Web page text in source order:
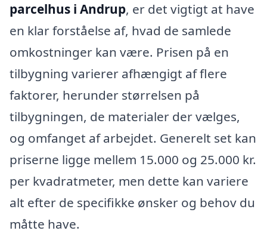
parcelhus i Andrup, er det vigtigt at have
en klar forståelse af, hvad de samlede
omkostninger kan være. Prisen på en
tilbygning varierer afhængigt af flere
faktorer, herunder størrelsen på
tilbygningen, de materialer der vælges,
og omfanget af arbejdet. Generelt set kan
priserne ligge mellem 15.000 og 25.000 kr.
per kvadratmeter, men dette kan variere
alt efter de specifikke ønsker og behov du
måtte have.